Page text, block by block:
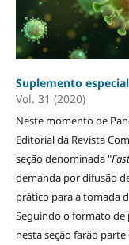
Suplemento
Vol. 31 (2020)
Neste momento de
Editorial da Revista
seção denominada "
demanda por difusão
prático para a tomada
Seguindo o formato de
nesta seção farão